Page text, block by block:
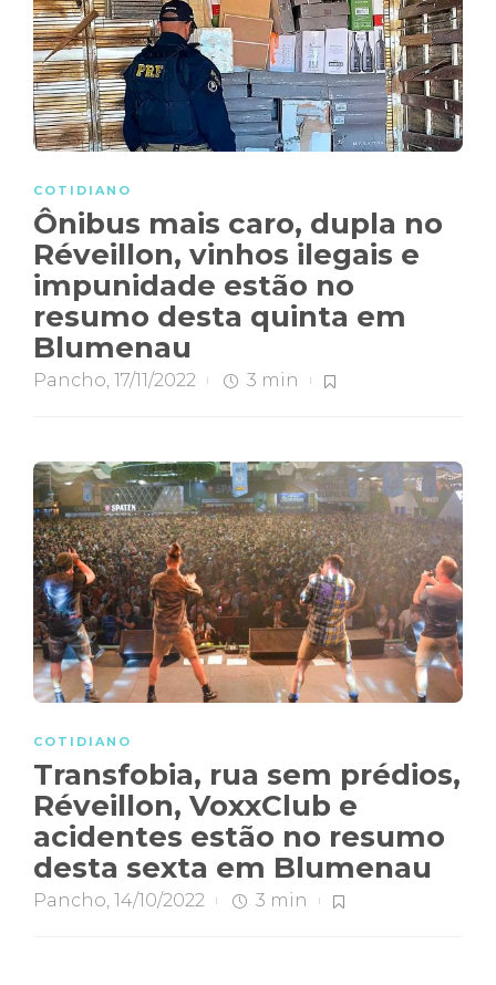
COTIDIANO
Ônibus mais caro, dupla no
Réveillon, vinhos ilegais e
impunidade estão no
resumo desta quinta em
Blumenau
Pancho, 17/11/2022 3 min
COTIDIANO
Transfobia, rua sem prédios,
Réveillon, VoxxClub e
acidentes estão no resumo
desta sexta em Blumenau
Pancho, 14/10/2022 3 min